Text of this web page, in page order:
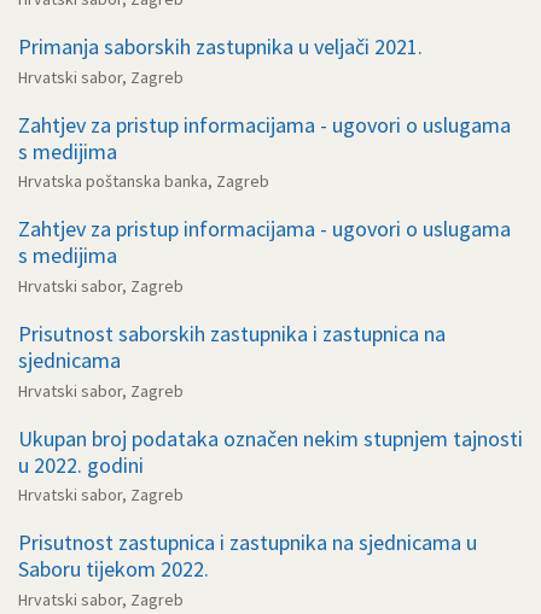
Primanja saborskih zastupnika u veljači 2021.
Hrvatski sabor, Zagreb
Zahtjev za pristup informacijama - ugovori o uslugama
s medijima
Hrvatska poštanska banka, Zagreb
Zahtjev za pristup informacijama - ugovori o uslugama
s medijima
Hrvatski sabor, Zagreb
Prisutnost saborskih zastupnika i zastupnica na
sjednicama
Hrvatski sabor, Zagreb
Ukupan broj podataka označen nekim stupnjem tajnosti
u 2022. godini
Hrvatski sabor, Zagreb
Prisutnost zastupnica i zastupnika na sjednicama u
Saboru tijekom 2022.
Hrvatski sabor, Zagreb